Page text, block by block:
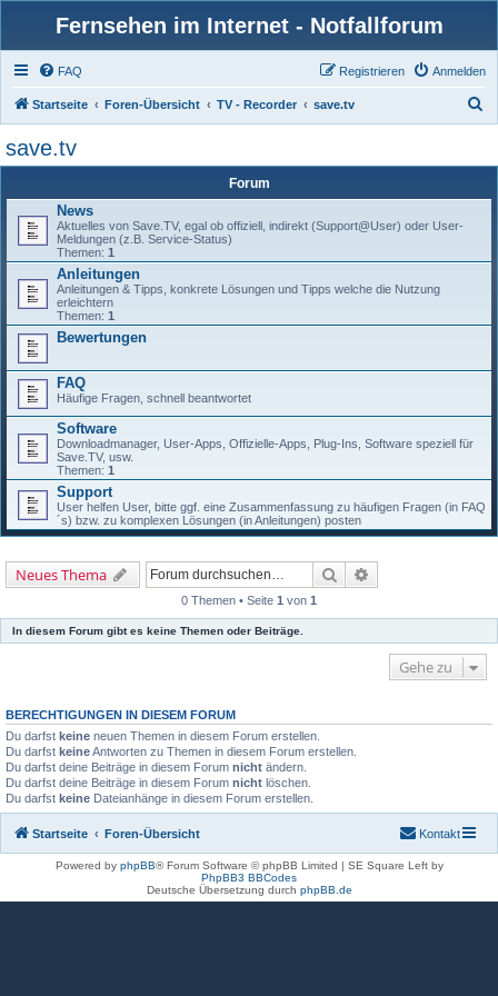
Fernsehen im Internet - Notfallforum
FAQ Anmelden
Registrieren
Startseite Foren-Übersicht TV - Recorder save.tv
save.tv
Forum
News
Aktuelles von Save.TV, egal ob offiziell, indirekt (Support@User) oder User-
Meldungen (z.B. Service-Status)
Themen: 1
Anleitungen
Anleitungen & Tipps, konkrete Lösungen und Tipps welche die Nutzung
erleichtern
Themen: 1
Bewertungen
FAQ
Häufige Fragen, schnell beantwortet
Software
Downloadmanager, User-Apps, Offizielle-Apps, Plug-Ins, Software speziell für
Save.TV, usw.
Themen: 1
Support
User helfen User, bitte ggf. eine Zusammenfassung zu häufigen Fragen (in FAQ
´s) bzw. zu komplexen Lösungen (in Anleitungen) posten
Neues Thema Suche
0 Themen • Seite 1 von 1
In diesem Forum gibt es keine Themen oder Beiträge.
Gehe zu
BERECHTIGUNGEN IN DIESEM FORUM
Du darfst keine neuen Themen in diesem Forum erstellen.
Du darfst keineAntworten zu Themen in diesem Forum erstellen.
Du darfst deine Beiträge in diesem Forum nicht ändern.
Du darfst deine Beiträge in diesem Forum nicht löschen.
Du darfst keine Dateianhänge in diesem Forum erstellen.
Startseite Foren-Übersicht Kontakt
Powered by phpBB® Forum Software © phpBB Limited | SE Square Left by
PhpBB3 BBCodes
Deutsche Übersetzung durch phpBB.de